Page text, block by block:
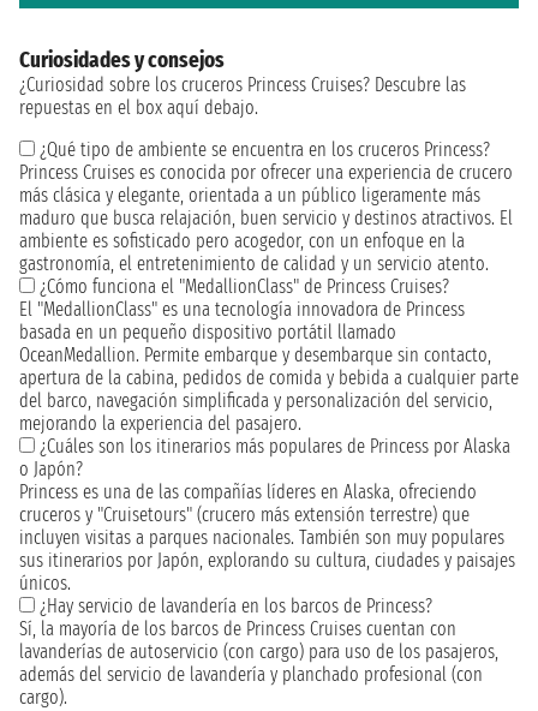
Curiosidades y consejos
¿Curiosidad sobre los cruceros Princess Cruises? Descubre las
repuestas en el box aquí debajo.
¿Qué tipo de ambiente se encuentra en los cruceros Princess?
Princess Cruises es conocida por ofrecer una experiencia de crucero
más clásica y elegante, orientada a un público ligeramente más
maduro que busca relajación, buen servicio y destinos atractivos. El
ambiente es sofisticado pero acogedor, con un enfoque en la
gastronomía, el entretenimiento de calidad y un servicio atento.
¿Cómo funciona el "MedallionClass" de Princess Cruises?
El "MedallionClass" es una tecnología innovadora de Princess
basada en un pequeño dispositivo portátil llamado
OceanMedallion. Permite embarque y desembarque sin contacto,
apertura de la cabina, pedidos de comida y bebida a cualquier parte
del barco, navegación simplificada y personalización del servicio,
mejorando la experiencia del pasajero.
¿Cuáles son los itinerarios más populares de Princess por Alaska
o Japón?
Princess es una de las compañías líderes en Alaska, ofreciendo
cruceros y "Cruisetours" (crucero más extensión terrestre) que
incluyen visitas a parques nacionales. También son muy populares
sus itinerarios por Japón, explorando su cultura, ciudades y paisajes
únicos.
¿Hay servicio de lavandería en los barcos de Princess?
Sí, la mayoría de los barcos de Princess Cruises cuentan con
lavanderías de autoservicio (con cargo) para uso de los pasajeros,
además del servicio de lavandería y planchado profesional (con
cargo).